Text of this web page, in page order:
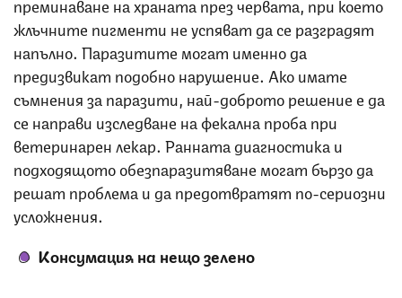
жлъчните пигменти не успяват да се разградят
напълно. Паразитите могат именно да
предизвикат подобно нарушение. Ако имате
съмнения за паразити, най-доброто решение е да
се направи изследване на фекална проба при
ветеринарен лекар. Ранната диагностика и
подходящото обезпаразитяване могат бързо да
решат проблема и да предотвратят по-сериозни
усложнения.
Консумация на нещо зелено